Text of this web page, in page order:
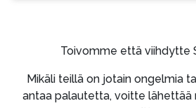
Toivomme että viihdytte
Mikäli teillä on jotain ongelmia
antaa palautetta, voitte lähettää